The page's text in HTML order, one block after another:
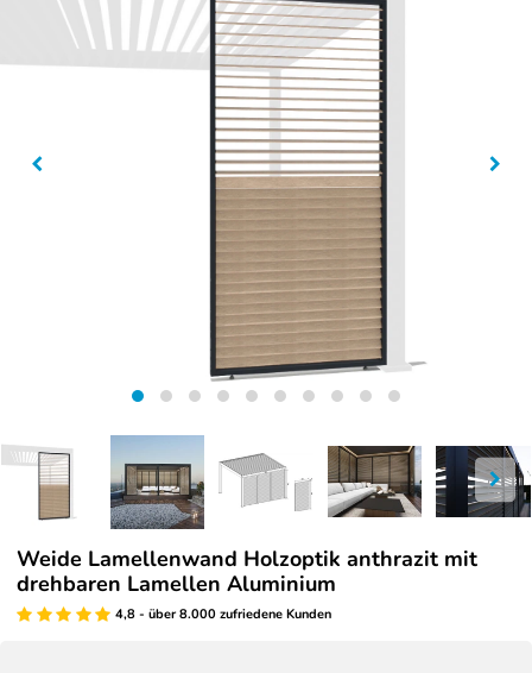
Weide Lamellenwand Holzoptik anthrazit mit
drehbaren Lamellen Aluminium
4,8 - über 8.000 zufriedene Kunden